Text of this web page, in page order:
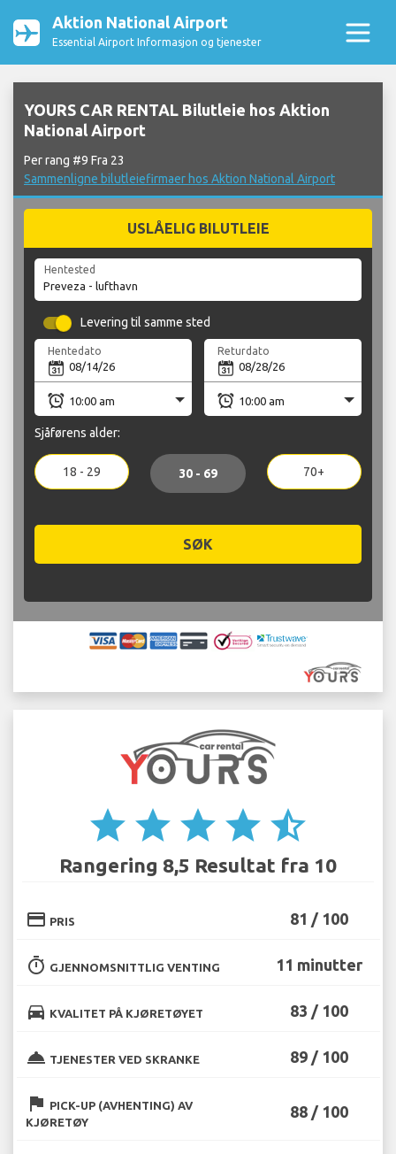
Aktion National Airport
Essential Airport Informasjon og tjenester
YOURS CAR RENTAL Bilutleie hos Aktion
National Airport
Per rang #9 Fra 23
Sammenligne bilutleiefirmaer hos Aktion National Airport
USLÅELIG BILUTLEIE
Hentested
Levering til samme sted
Hentedato Returdato
Sjåførens alder:
18 - 29 30 - 69 70+
SØK
star star star star star_half
Rangering 8,5 Resultat fra 10
credit_card PRIS 81 / 100
timer GJENNOMSNITTLIG VENTING 11 minutter
directions_car KVALITET PÅ KJØRETØYET 83 / 100
room_service TJENESTER VED SKRANKE 89 / 100
flag PICK-UP (AVHENTING) AV
KJØRETØY
88 / 100